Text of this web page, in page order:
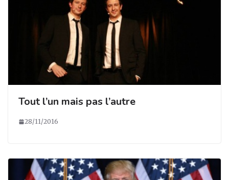
Tout l’un mais pas l’autre
28/11/2016